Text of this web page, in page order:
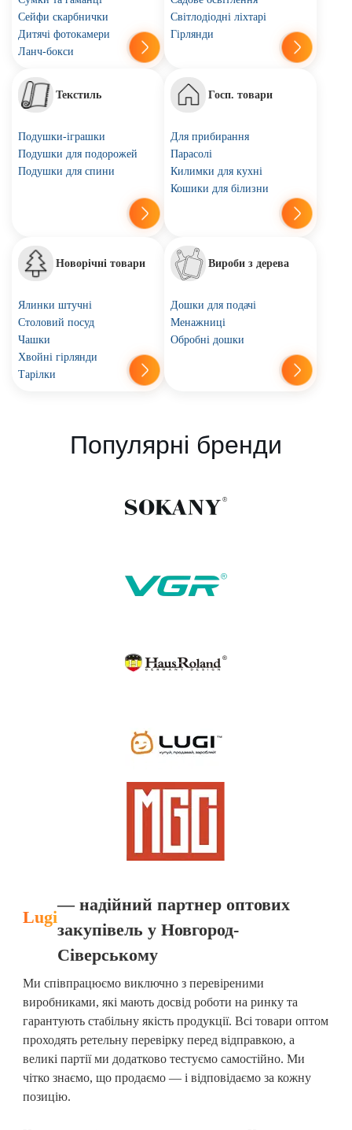
Сейфи скарбнички
Дитячі фотокамери
Ланч-бокси
Світлодіодні ліхтарі
Гірлянди
Текстиль
Подушки-іграшки
Подушки для подорожей
Подушки для спини
Госп. товари
Для прибирання
Парасолі
Килимки для кухні
Кошики для білизни
Новорічні товари
Ялинки штучні
Столовий посуд
Чашки
Хвойні гірлянди
Тарілки
Вироби з дерева
Дошки для подачі
Менажниці
Обробні дошки
Популярні бренди
Lugi
— надійний партнер оптових
закупівель у Новгород-
Сіверському
Ми співпрацюємо виключно з перевіреними
виробниками, які мають досвід роботи на ринку та
гарантують стабільну якість продукції. Всі товари оптом
проходять ретельну перевірку перед відправкою, а
великі партії ми додатково тестуємо самостійно. Ми
чітко знаємо, що продаємо — і відповідаємо за кожну
позицію.